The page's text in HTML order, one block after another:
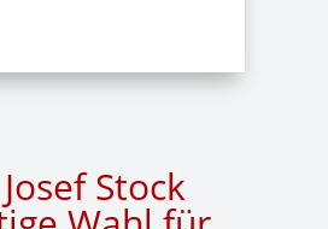
Stock